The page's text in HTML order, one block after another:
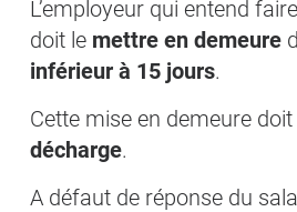
L’employeur qui entend
doit le mettre en demeure
inférieur à 15 jours.
Cette mise en demeure
décharge.
A défaut de réponse du